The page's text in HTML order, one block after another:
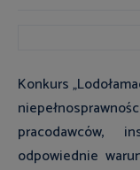
Konkurs
pracodawców,
odpowiednie